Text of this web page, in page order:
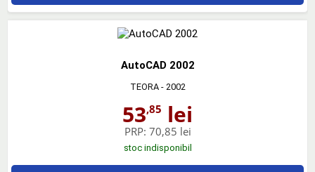
AutoCAD 2002
TEORA- 2002
53,85 lei
PRP: 70,85 lei
stoc indisponibil